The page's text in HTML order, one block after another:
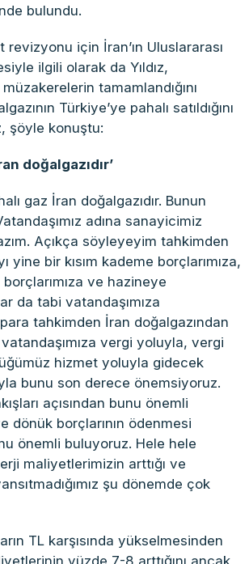
bulundu.
için İran’ın Uluslararası
ilgili olarak da Yıldız,
tamamlandığını
Türkiye’ye pahalı satıldığını
şöyle konuştu:
doğalgazıdır’
gaz İran doğalgazıdır. Bunun
adına sanayicimiz
Açıkça söyleyeyim tahkimden
yine bir kısım kademe borçlarımıza,
ve hazineye
da tabi vatandaşımıza
tahkimden İran doğalgazından
vatandaşımıza vergi yoluyla, vergi
hizmet yoluyla gidecek
bunu son derece önemsiyoruz.
açısından bunu önemli
dönük borçlarının ödenmesi
önemli buluyoruz. Hele hele
maliyetlerimizin arttığı ve
şu dönemde çok
TL karşısında yükselmesinden